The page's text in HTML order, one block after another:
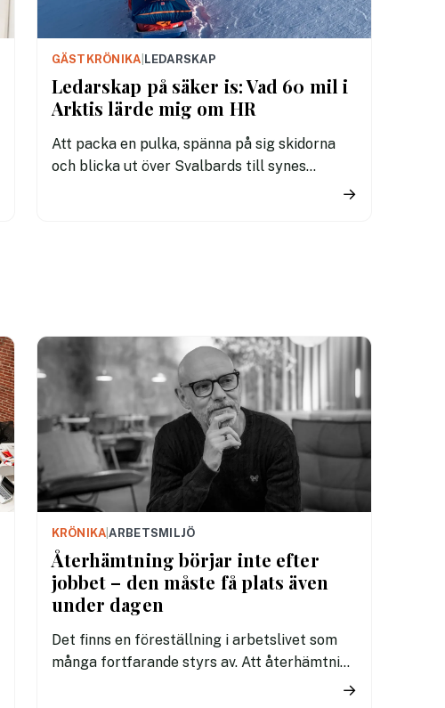
GÄSTKRÖNIKA LEDARSKAP
Ledarskap på säker is: Vad 60 mil i
Arktis lärde mig om HR
Att packa en pulka, spänna på sig skidorna
och blicka ut över Svalbards till synes
som är precis lika relevanta på kontoret som
på glaciären.
→
KRÖNIKA |ARBETSMILJÖ
Återhämtning börjar inte efter
jobbet – den måste få plats även
under dagen
Det finns en föreställning i arbetslivet som
många fortfarande styrs av. Att återhämtning
→